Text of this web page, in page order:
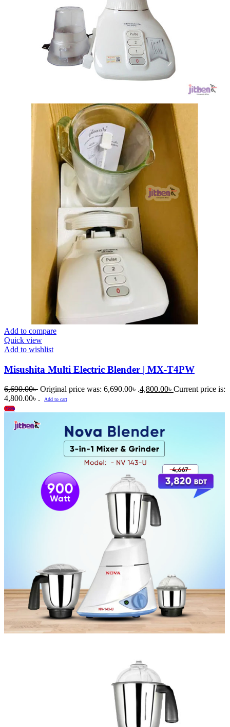
Add to compare
Quick view
Add to wishlist
Misushita Multi Electric Blender | MX-T4PW
6,690.00৳ Original price was: 6,690.00৳ .4,800.00৳ Current price is:
4,800.00৳ .
Add to cart
-18%